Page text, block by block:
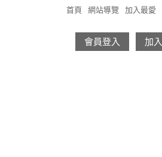
首頁 網站導覽 加入最愛
會員登入 加